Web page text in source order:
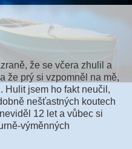
že se včera zhulil a
že prý si vzpomněl na mě,
Hulit jsem ho fakt neučil,
nešťastných koutech
12 let a vůbec si
výměnných